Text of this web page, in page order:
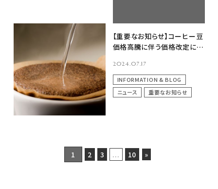
令和6年9月～11月 コーヒー
インストラクター3級講習会
日程のお知らせ
2024.08.19
EVENT & SEMINAR
イベント
コーヒーセミナー
ニュース
重要なお知らせ
【重要なお知らせ】コーヒー豆
価格高騰に伴う価格改定につ
2024.07.17
INFORMATION & BLOG
ニュース
重要なお知らせ
1 2 3 ... 10 »